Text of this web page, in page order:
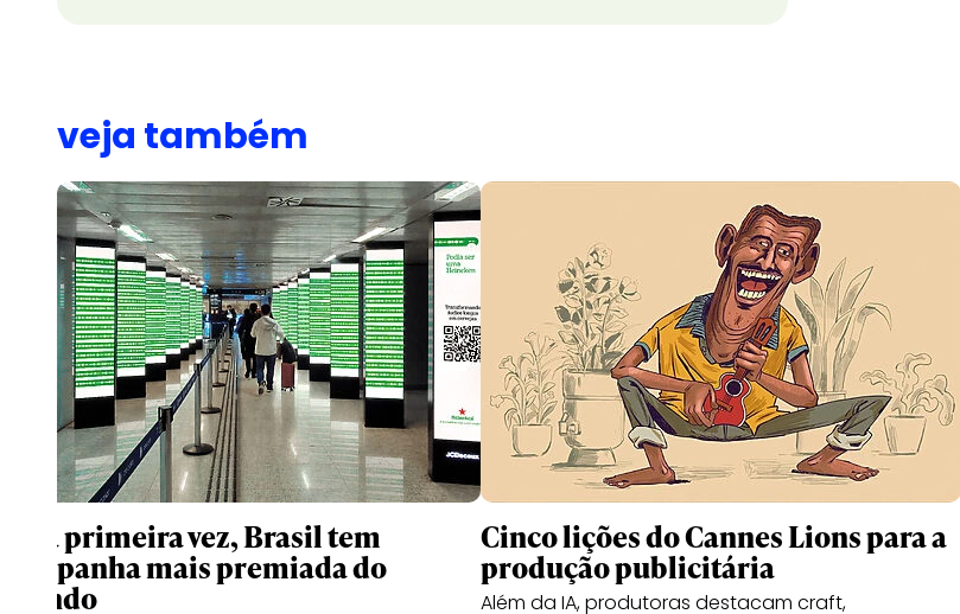
veja também
Pela primeira vez, Brasil tem
campanha mais premiada do
mundo
Cinco lições do Cannes Lions para a
produção publicitária
Além da IA, produtoras destacam craft,